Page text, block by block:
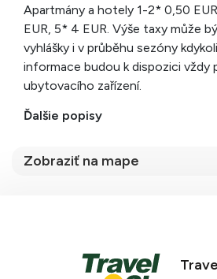
Apartmány a hotely 1-2* 0,50
EUR, 5* 4 EUR. Výše taxy může
vyhlášky i v průběhu sezóny
informace budou k dispozici vždy
ubytovacího zařízení.
Ďalšie popisy
Zobraziť na mape